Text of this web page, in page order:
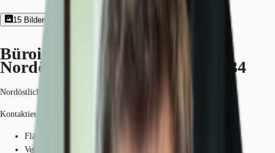
15 Bildergalerie
Büroimmobilie - Nürnberg,
Nordöstliche Außenstadt - M1734
Nordöstliche Außenstadt, 90411, Nürnberg, Bayern
Kontaktieren Sie uns für den Preis
Fläche
Verfügbarkeit